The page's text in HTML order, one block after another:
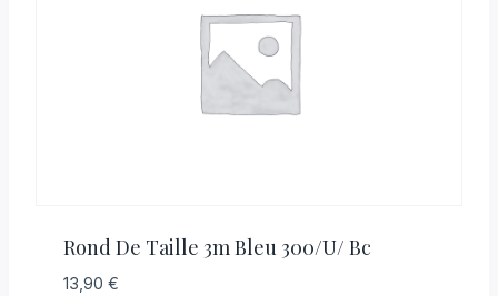
Rond De Taille 3m Bleu 300/u/ Bc
13,90 €